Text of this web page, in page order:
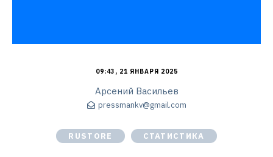
09:43, 21 ЯНВАРЯ 2025
Арсений Васильев
pressmankv@gmail.com
RUSTORE СТАТИСТИКА